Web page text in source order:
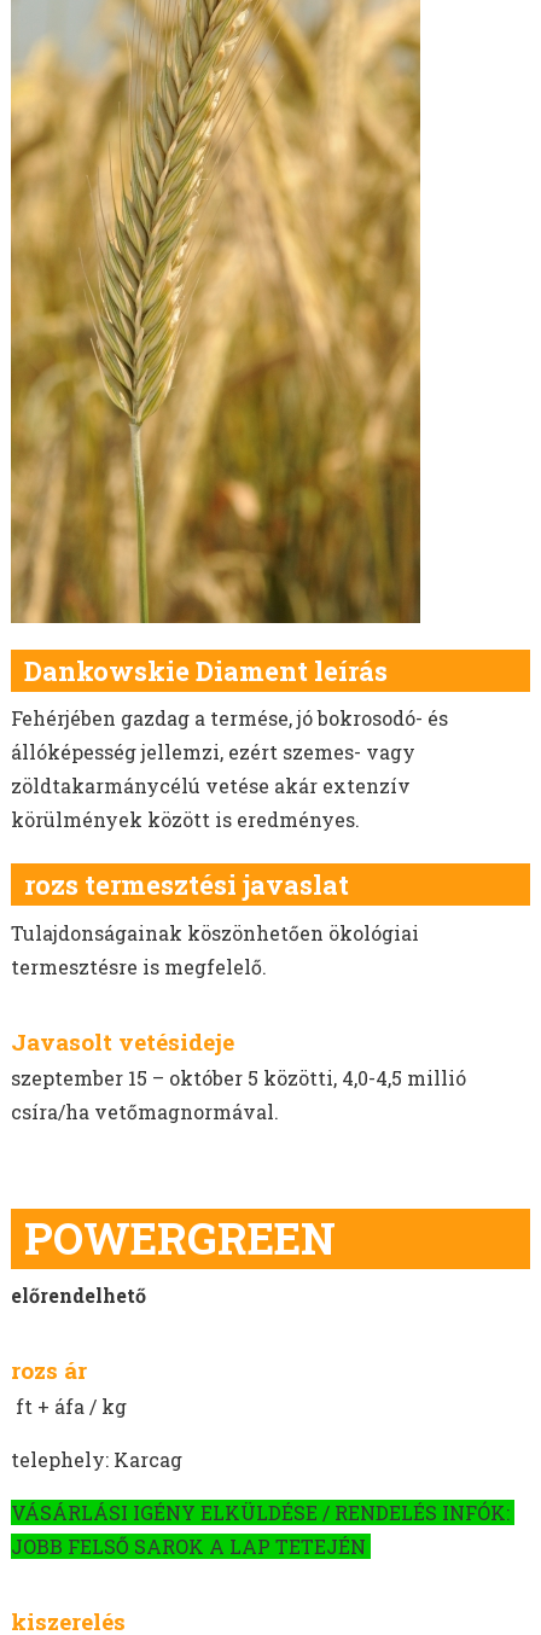
ÉVELŐ ROZS VETŐMAG
REPCE
POHÁNKA/HAJDINA VETŐMAG
GÖRÖGSZÉNA VETŐMAG
CSILLAGFÜRT VETŐMAG
CSICSERIBORSÓ VETŐMAG
LÓBAB VETŐMAG
ŐSZI LENCSE VETŐMAG
OLAJLEN, OLAJTÖK VETŐMAG
FÉNYMAG VETŐMAG
NAPRAFORGÓ VETŐMAG
MÁK VETŐMAG
AKG TÁMOGATÁS
MELORÁCIÓS RETEK VETŐMAG
NÉGERMAG VETŐMAG
Dankowskie Diament leírás
Fehérjében gazdag a termése, jó bokrosodó- és
állóképesség jellemzi, ezért szemes- vagy
zöldtakarmánycélú vetése akár extenzív
körülmények között is eredményes.
rozs termesztési javaslat
Tulajdonságainak köszönhetően ökológiai
termesztésre is megfelelő.
Javasolt vetésideje
szeptember 15 – október 5 közötti, 4,0-4,5 millió
csíra/ha vetőmagnormával.
POWERGREEN
előrendelhető
rozs ár
ft + áfa / kg
telephely: Karcag
VÁSÁRLÁSI IGÉNY ELKÜLDÉSE / RENDELÉS INFÓK:
JOBB FELSŐ SAROK A LAP TETEJÉN
kiszerelés